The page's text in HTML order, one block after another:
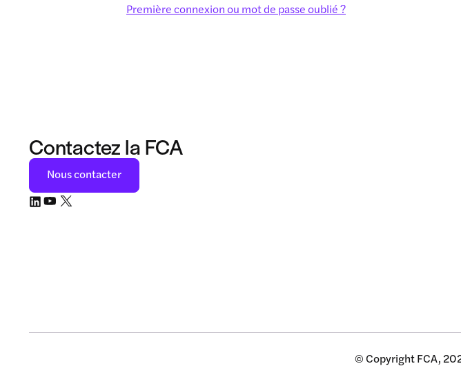
Première connexion ou mot de passe oublié ?
Contactez la FCA
Nous contacter
© Copyright FCA,